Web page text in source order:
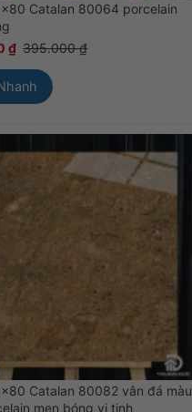
Catalan 80064 porcelain
₫ 395.000₫
Catalan 80082 vân đá màu
men bóng vi tinh